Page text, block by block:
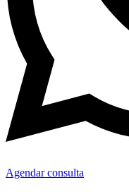
Agendar consulta